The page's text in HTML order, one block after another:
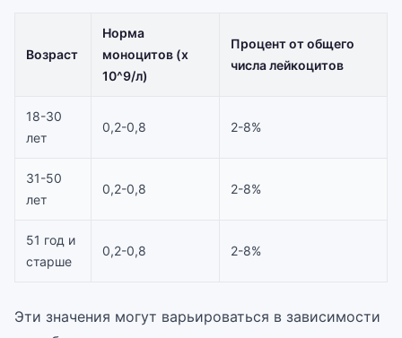
Возраст
Норма
моноцитов (x
10^9/л)
Процент от общего
числа лейкоцитов
18-30
лет
0,2-0,8 2-8%
31-50
лет
0,2-0,8 2-8%
51 год и
старше
0,2-0,8 2-8%
Эти значения могут варьироваться в зависимости